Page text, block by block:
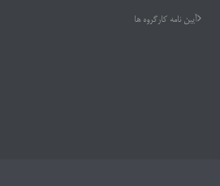
آیین نامه کارگروه ها